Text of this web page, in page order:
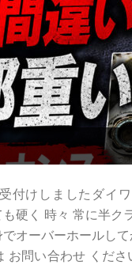
付けしましたダイ
硬く 時々 常に半
オーバーホールし
お問い合わせ くだ